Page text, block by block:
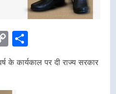
Copy
Link
के कार्यकाल पर दी राज्य सरकार